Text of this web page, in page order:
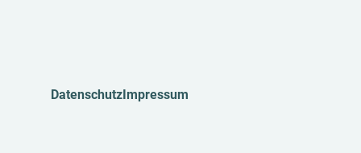
DatenschutzImpressum